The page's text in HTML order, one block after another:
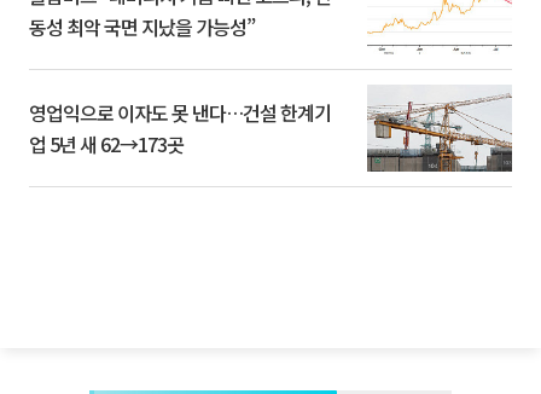
동성 최악 국면 지났을 가능성”
영업익으로 이자도 못 낸다…건설 한계기
업 5년 새 62→173곳